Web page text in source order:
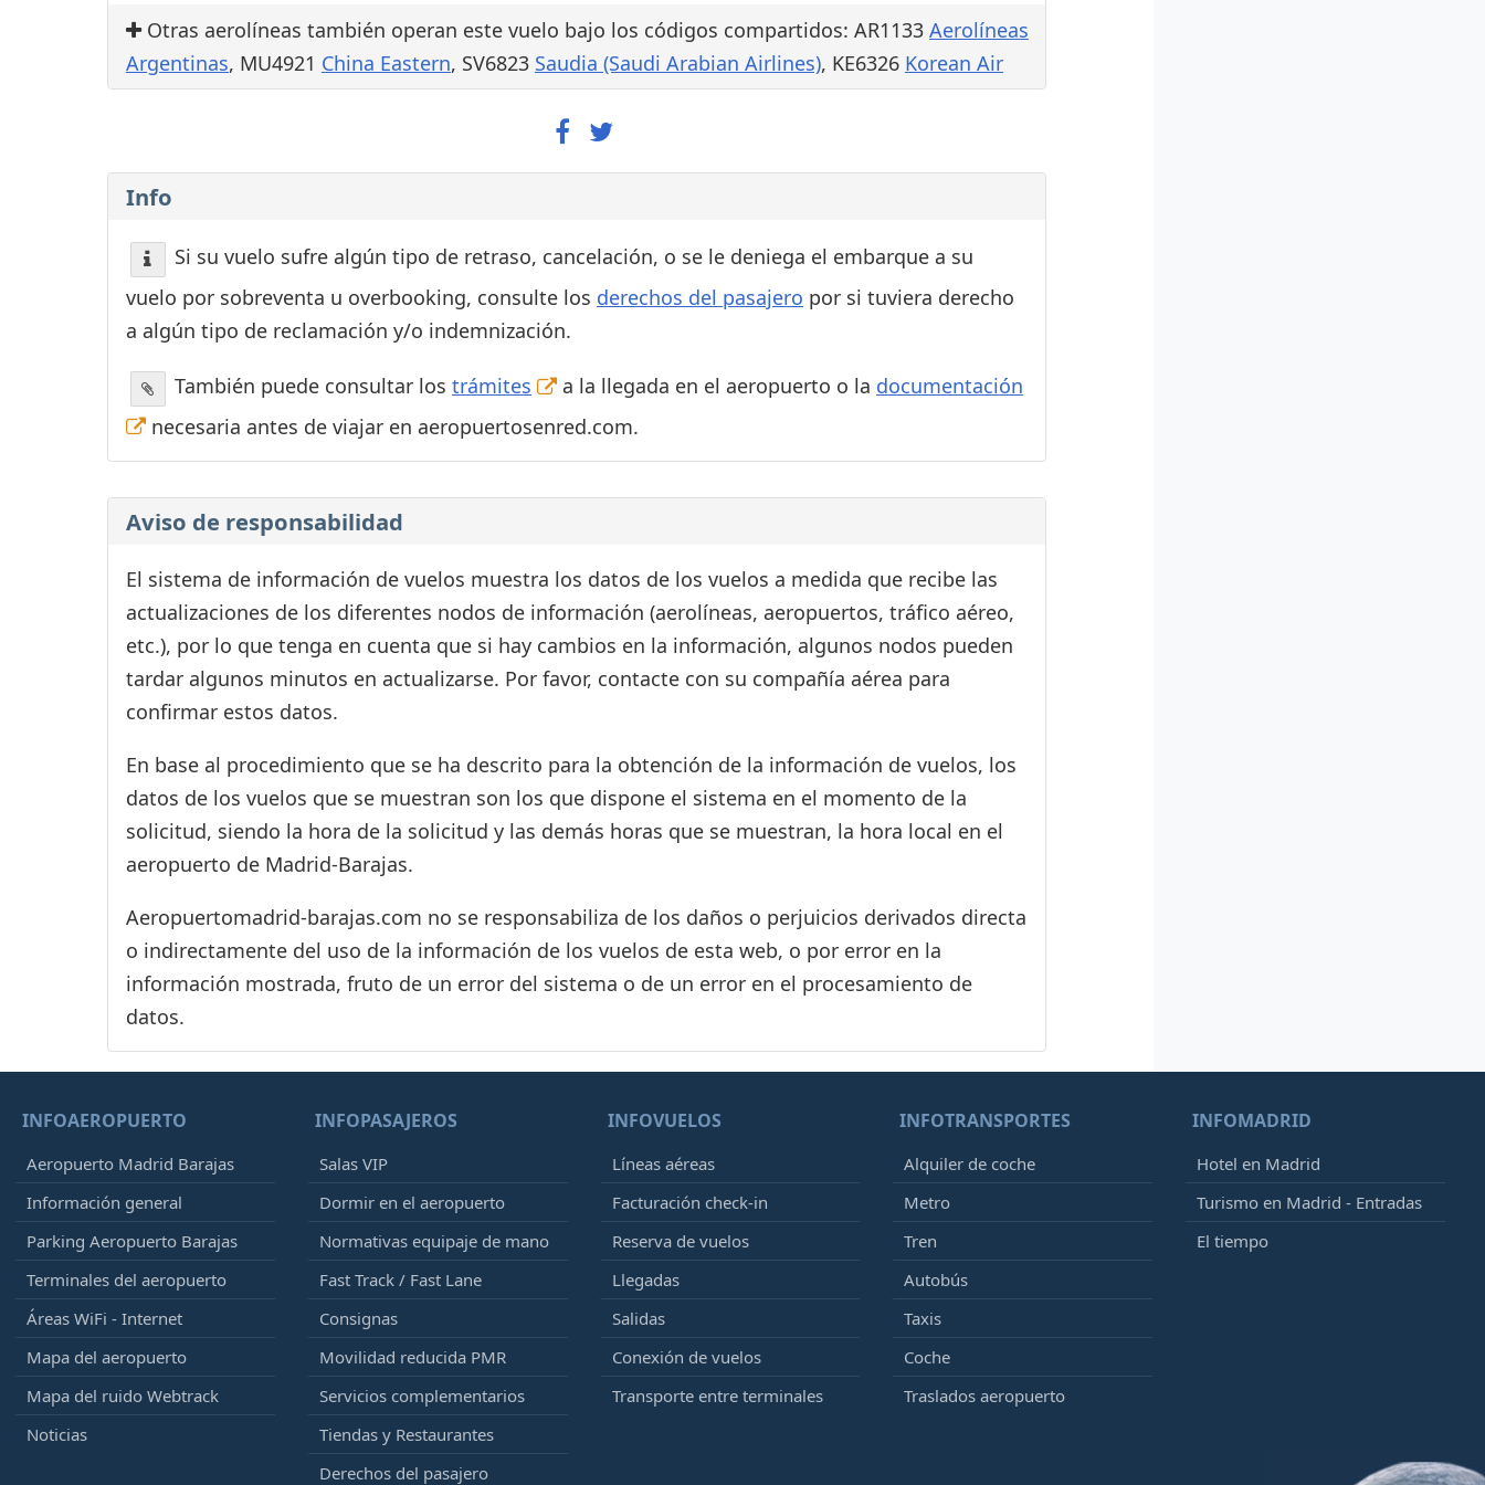
Otras aerolíneas también operan este vuelo bajo los códigos compartidos: AR1133 Aerolíneas
Argentinas, MU4921 China Eastern, SV6823 Saudia (Saudi Arabian Airlines), KE6326 Korean Air
Info
Si su vuelo sufre algún tipo de retraso, cancelación, o se le deniega el embarque a su
vuelo por sobreventa u overbooking, consulte los derechos del pasajero por si tuviera derecho
a algún tipo de reclamación y/o indemnización.
También puede consultar los trámites a la llegada en el aeropuerto o la documentación
necesaria antes de viajar en aeropuertosenred.com.
Aviso de responsabilidad
El sistema de información de vuelos muestra los datos de los vuelos a medida que recibe las
actualizaciones de los diferentes nodos de información (aerolíneas, aeropuertos, tráfico aéreo,
etc.), por lo que tenga en cuenta que si hay cambios en la información, algunos nodos pueden
tardar algunos minutos en actualizarse. Por favor, contacte con su compañía aérea para
confirmar estos datos.
En base al procedimiento que se ha descrito para la obtención de la información de vuelos, los
datos de los vuelos que se muestran son los que dispone el sistema en el momento de la
solicitud, siendo la hora de la solicitud y las demás horas que se muestran, la hora local en el
aeropuerto de Madrid-Barajas.
Aeropuertomadrid-barajas.com no se responsabiliza de los daños o perjuicios derivados directa
o indirectamente del uso de la información de los vuelos de esta web, o por error en la
información mostrada, fruto de un error del sistema o de un error en el procesamiento de
datos.
INFOAEROPUERTO
Aeropuerto Madrid Barajas
Información general
Parking Aeropuerto Barajas
Terminales del aeropuerto
Áreas WiFi - Internet
Mapa del aeropuerto
Mapa del ruido Webtrack
Noticias
INFOPASAJEROS
Salas VIP
Dormir en el aeropuerto
Normativas equipaje de mano
Fast Track / Fast Lane
Consignas
Movilidad reducida PMR
Servicios complementarios
Tiendas y Restaurantes
Derechos del pasajero
INFOVUELOS
Líneas aéreas
Facturación check-in
Reserva de vuelos
Llegadas
Salidas
Conexión de vuelos
Transporte entre terminales
INFOTRANSPORTES
Alquiler de coche
Metro
Tren
Autobús
Taxis
Coche
Traslados aeropuerto
INFOMADRID
Hotel en Madrid
Turismo en Madrid - Entradas
El tiempo